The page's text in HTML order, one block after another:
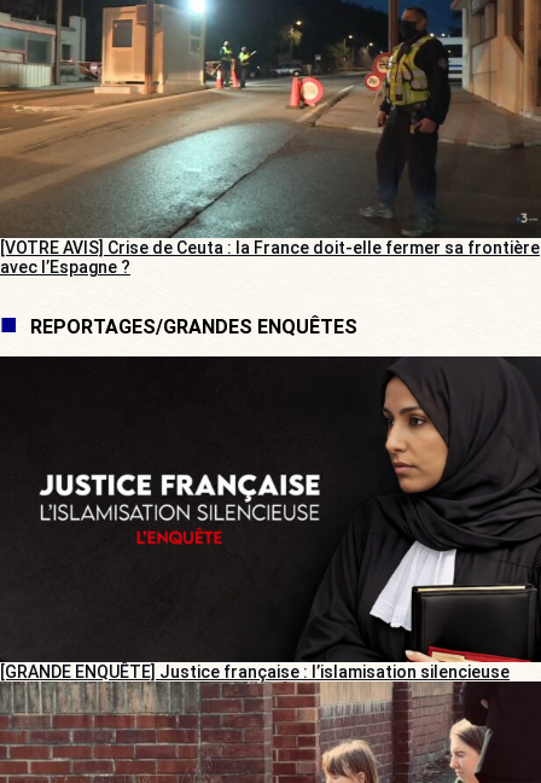
[VOTRE AVIS] Crise de Ceuta : la France doit-elle fermer sa frontière
avec l’Espagne ?
REPORTAGES/GRANDES ENQUÊTES
[GRANDE ENQUÊTE] Justice française : l’islamisation silencieuse